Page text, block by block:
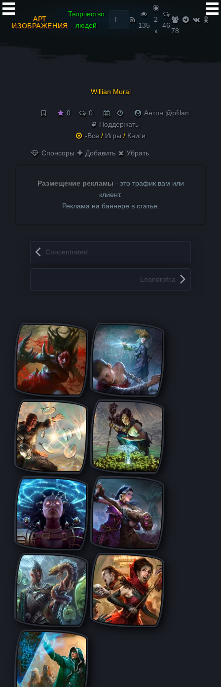
АРТ
ИЗОБРАЖЕНИЯ
Творчество
людей
Найти:
135
2
к
46
78
Willian Murai
0 0
Антон @pfilan
Поддержать
-Все / Игры / Книги
Спонсоры Добавить Убрать
Размещение рекламы - это трафик вам или
клиент.
Реклама на баннере в статье.
Запись навигация
Concentrated
Leandrofca